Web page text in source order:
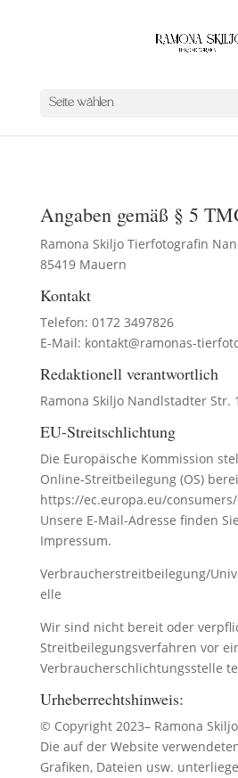
Seite wählen
Angaben gemäß § 5
Ramona Skiljo Tierfotografin
85419 Mauern
Kontakt
Telefon: 0172 3497826
E-Mail: kontakt@ramonas-
Redaktionell verantwortlich
Ramona Skiljo Nandlstadter Str.
EU-Streitschlichtung
Die Europäische Kommission
Online-Streitbeilegung (OS)
https://ec.europa.eu/
Unsere E-Mail-Adresse finden
Impressum.
Verbraucherstreitbeilegung/
elle
Wir sind nicht bereit oder
Streitbeilegungsverfahren vor
Verbraucherschlichtungsstelle
Urheberrechtshinweis:
© Copyright 2023– Ramona Skiljo
Die auf der Website
Grafiken, Dateien usw.